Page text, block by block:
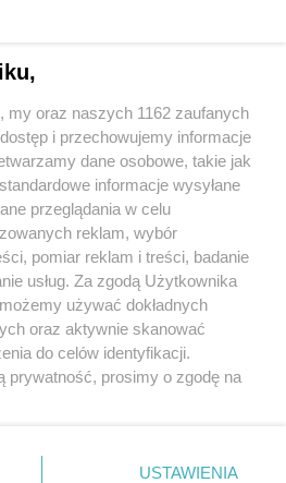
PRYWATNOŚCI HOSTING
RSS FACEBOOK KONTAKT
serwisy
Muzyka i kultura
Archiwum wydarzeń
Zdjęcia miasta
my oraz naszych 1162 zaufanych
i przechowujemy informacje
dane osobowe, takie jak
informacje wysyłane
przeglądania w celu
reklam, wybór
pomiar reklam i treści, badanie
usług. Za zgodą Użytkownika
używać dokładnych
oraz aktywnie skanować
do celów identyfikacji.
prywatność, prosimy o zgodę na
dolnym rogu strony
. Niektóre
USTAWIENIA